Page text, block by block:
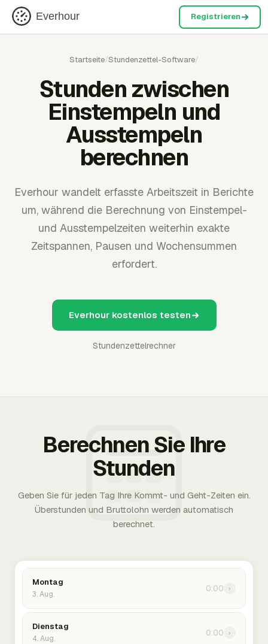
Everhour Registrieren
Startseite/Stundenzettel-Software/
Stunden zwischen
Einstempeln und
Ausstempeln
berechnen
Everhour wandelt erfasste Arbeitszeit in Berichte
um, während die Berechnung von Einstempel-
und Ausstempelzeiten weiterhin exakte
Zeitspannen, Pausen und Wochensummen
erfordert.
Everhour kostenlos testen
Stundenzettelrechner
Berechnen Sie Ihre
Stunden
Geben Sie für jeden Tag Ihre Kommt- und Geht-Zeiten ein.
Überstunden und Bruttolohn werden automatisch
berechnet.
Montag
3. Aug.
0:00 ›
Dienstag
4. Aug.
0:00 ›